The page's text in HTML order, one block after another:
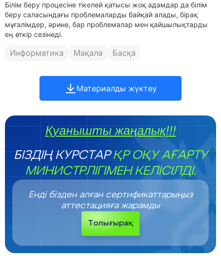
Білім беру процесіне тікелей қатысы жоқ адамдар да білім
беру саласындағы проблемаларды байқай алады, бірақ
мұғалімдер, әрине, бар проблемалар мен қайшылықтарды
ең өткір сезінеді.
Информатика Мақала Басқа
Материалды жүктеу
Қуанышты жаңалық!!!
БІЗДІҢ КУРСТАРҚР ОҚУ АҒАРТУ
МИНИСТРЛІГІМЕН КЕЛІСІЛДІ.
Енді бізден алған сертификаттарыңыз
аттестацияға жарамды
Толығырақ